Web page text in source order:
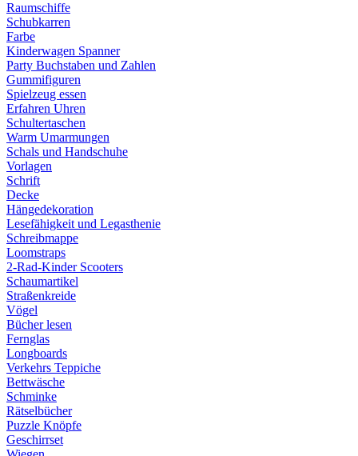
Raumschiffe
Schubkarren
Farbe
Kinderwagen Spanner
Party Buchstaben und Zahlen
Gummifiguren
Spielzeug essen
Erfahren Uhren
Schultertaschen
Warm Umarmungen
Schals und Handschuhe
Vorlagen
Schrift
Decke
Hängedekoration
Lesefähigkeit und Legasthenie
Schreibmappe
Loomstraps
2-Rad-Kinder Scooters
Schaumartikel
Straßenkreide
Vögel
Bücher lesen
Fernglas
Longboards
Verkehrs Teppiche
Bettwäsche
Schminke
Rätselbücher
Puzzle Knöpfe
Geschirrset